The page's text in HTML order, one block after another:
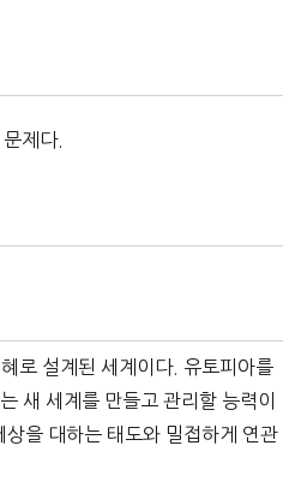
제다.
로 설계된 세계이다. 유토피아를
새 세계를 만들고 관리할 능력이
을 대하는 태도와 밀접하게 연관